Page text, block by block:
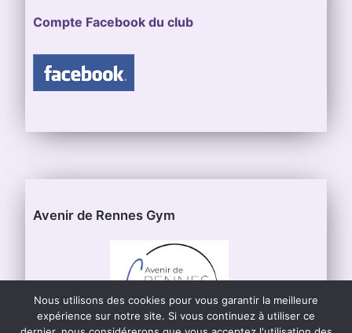
Compte Facebook du club
Avenir de Rennes Gym
Nous utilisons des cookies pour vous garantir la meilleure
expérience sur notre site. Si vous continuez à utiliser ce